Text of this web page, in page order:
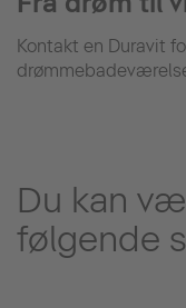
Kontakt en Duravit
Du kan
følgende